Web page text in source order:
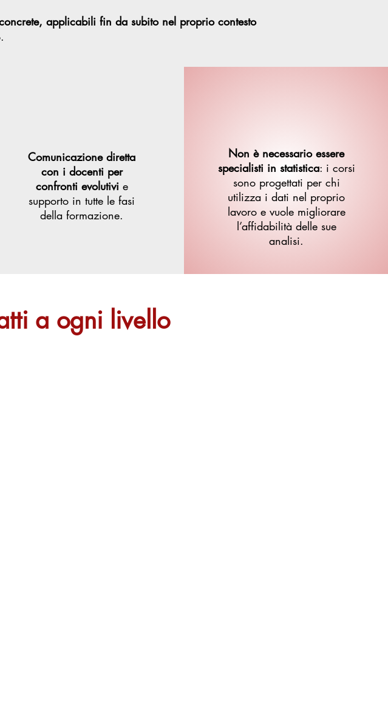
applicabili fin da subito nel proprio contesto
Comunicazione diretta
con i docenti per
confronti evolutivi e
supporto in tutte le fasi
della formazione.
Non è necessario essere
specialisti in statistica: i corsi
sono progettati per chi
utilizza i dati nel proprio
lavoro e vuole migliorare
l’affidabilità delle sue
analisi.
a ogni livello